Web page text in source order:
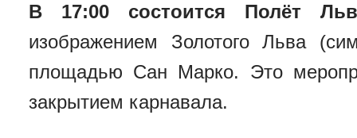
В 17:00 состоится Полёт
изображением Золотого Льва
площадью Сан Марко. Это
закрытием карнавала.